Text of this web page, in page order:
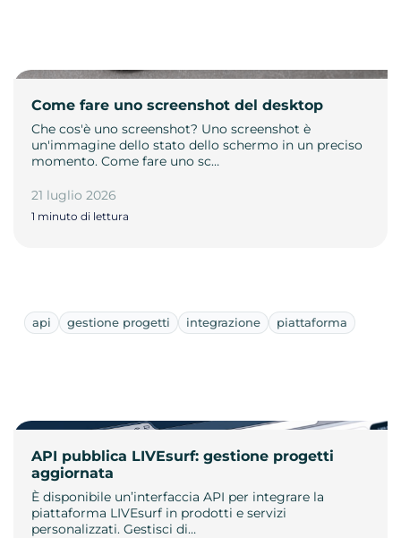
Come fare uno screenshot del desktop
Che cos'è uno screenshot? Uno screenshot è
un'immagine dello stato dello schermo in un preciso
momento. Come fare uno sc…
21 luglio 2026
1 minuto di lettura
api gestione progetti integrazione piattaforma
API pubblica LIVEsurf: gestione progetti
aggiornata
È disponibile un’interfaccia API per integrare la
piattaforma LIVEsurf in prodotti e servizi
personalizzati. Gestisci di…